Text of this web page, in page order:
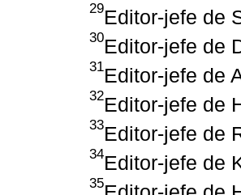
29Editor-jefe de
30Editor-jefe de
31Editor-jefe de
32Editor-jefe de
33Editor-jefe de
34Editor-jefe de
35